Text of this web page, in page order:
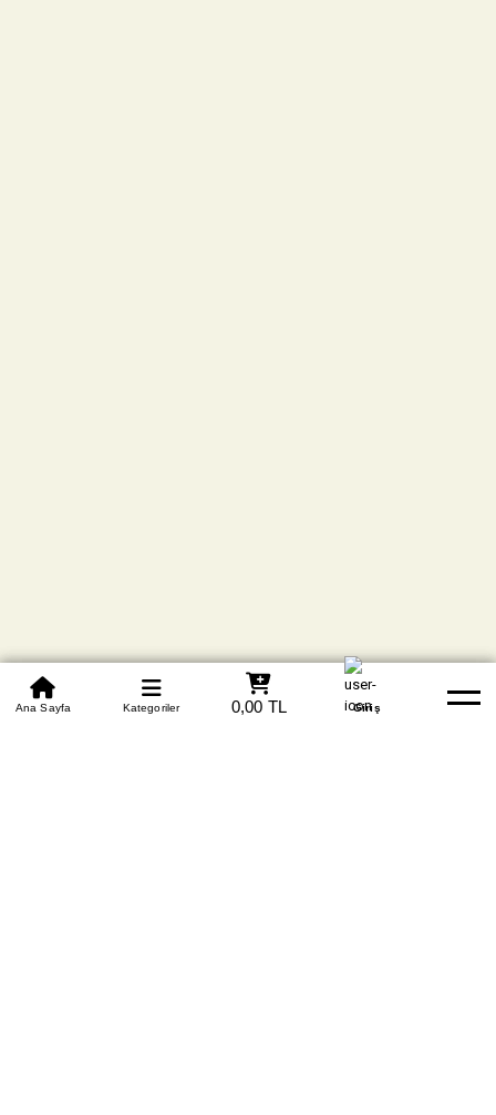
0850 305 09 70
Beden Tablosu Banka Hesapları Whatsapp Yardım
Ana Sayfa Kategoriler 0,00 TL Giriş